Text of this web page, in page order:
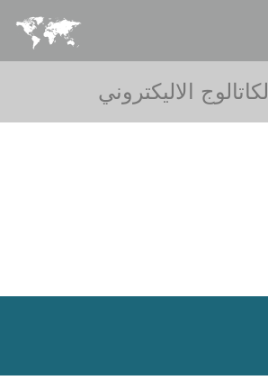
الكاتالوج الاليكتروني